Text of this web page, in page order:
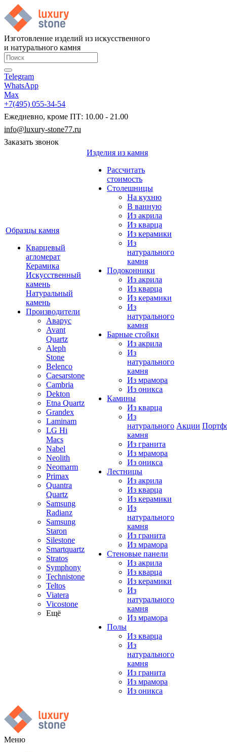
Изготовление изделий из искусственного
и натурального камня
Telegram
WhatsApp
Max
+7(495) 055-34-54
Ежедневно, кроме ПТ: 10.00 - 21.00
info@luxury-stone77.ru
Заказать звонок
Образцы камня
Кварцевый
агломерат
Керамика
Искусственный
камень
Натуральный
камень
Производители
Аварус
Avant
Quartz
Aleph
Stone
Belenco
Caesarstone
Cambria
Dekton
Etna Quartz
Grandex
Laminam
LG Hi
Macs
Nabel
Neolith
Neomarm
Primax
Quantra
Quartz
Samsung
Radianz
Samsung
Staron
Silestone
Smartquartz
Stratos
Symphony
Technistone
Teltos
Viatera
Vicostone
Ещё
Изделия из камня
Рассчитать
стоимость
Столешницы
На кухню
В ванную
Из акрила
Из кварца
Из керамики
Из
натурального
камня
Подоконники
Из акрила
Из кварца
Из керамики
Из
натурального
камня
Барные стойки
Из акрила
Из
натурального
камня
Из мрамора
Из оникса
Камины
Из кварца
Из
натурального
камня
Из гранита
Из мрамора
Из оникса
Лестницы
Из акрила
Из кварца
Из керамики
Из
натурального
камня
Из гранита
Из мрамора
Стеновые панели
Из акрила
Из кварца
Из керамики
Из
натурального
камня
Из мрамора
Полы
Из кварца
Из
натурального
камня
Из гранита
Из мрамора
Из оникса
Акции
Меню